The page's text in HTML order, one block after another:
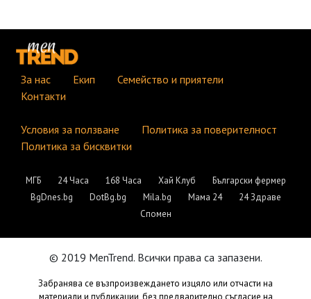
За нас Екип
Семейство и приятели
Контакти
Условия за ползване
Политика за поверителност
Политика за бисквитки
МГБ 24 Часа 168 Часа Хай Клуб
Български фермер
BgDnes.bg
DotBg.bg Mila.bg Мама 24
24 Здраве
Спомен
© 2019 MenTrend. Всички права са запазени.
Забранява се възпроизвеждането изцяло или отчасти на